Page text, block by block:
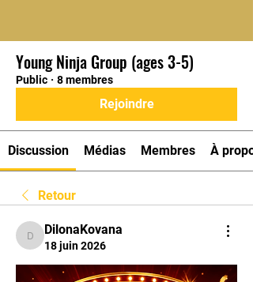
Young Ninja Group (ages 3-5)
Public · 8 membres
Rejoindre
Discussion Médias Membres À
Retour
DilonaKovana
DilonaKovana
18 juin 2026